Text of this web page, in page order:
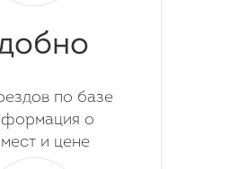
по базе
о
и цене